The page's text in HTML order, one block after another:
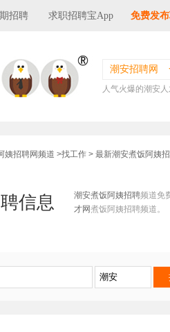
招聘 求职招聘宝App 免费发
潮安招聘网
人气火爆的潮安
姨招聘网频道 >找工作 > 最新潮安煮饭阿姨
信息 潮安煮饭阿姨招聘频道免
才网煮饭阿姨招聘频道。